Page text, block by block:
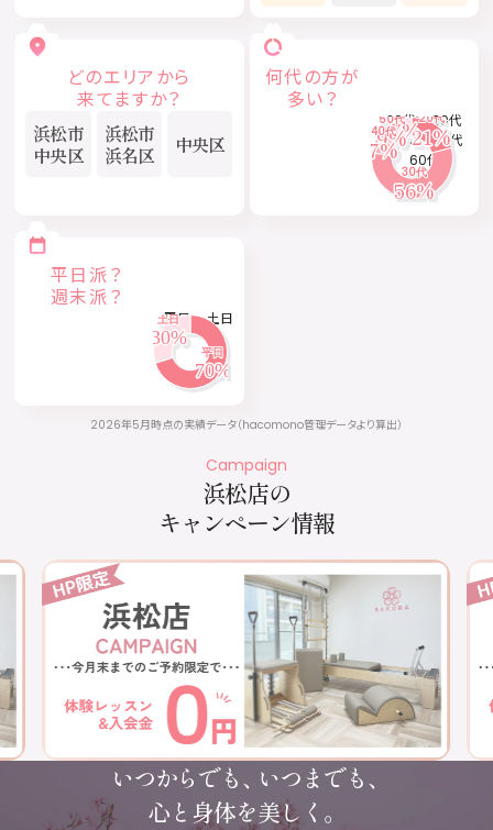
どのエリアから
来てますか？
浜松市
中央区
浜松市
浜名区
中央区
何代の方が
多い？
20代
30代
40代
50代
60代
平日派？
週末派？
平日 土日
2026年5月時点の実績データ（hacomono管理データより算出）
Campaign
浜松店の
キャンペーン情報
いつからでも、いつまでも、
心と身体を美しく。